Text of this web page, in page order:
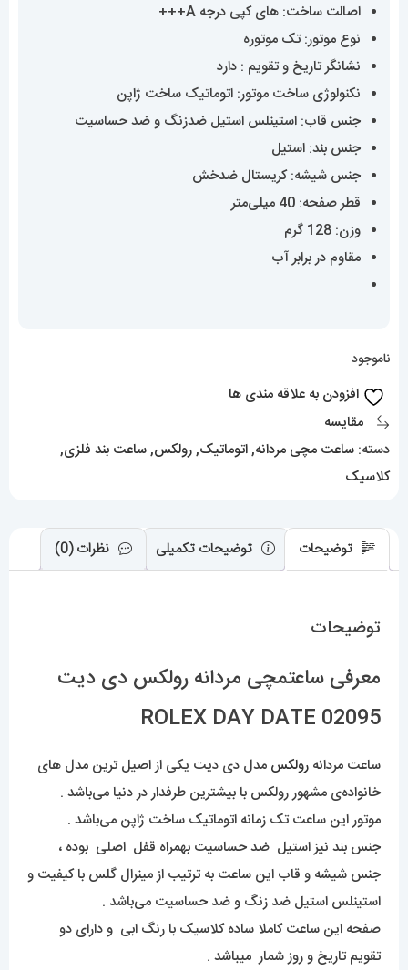
اصالت ساخت: های کپی درجه A+++
نوع موتور: تک موتوره
نشانگر تاریخ و تقویم : دارد
نکنولوژی ساخت موتور: اتوماتیک ساخت ژاپن
جنس قاب: استینلس استیل ضدزنگ و ضد حساسیت
جنس بند: استیل
جنس شیشه: کریستال ضدخش
قطر صفحه: 40 میلی‌متر
وزن: 128 گرم
مقاوم در برابر آب
ناموجود
افزودن به علاقه مندی ها
مقایسه
دسته: ساعت مچی مردانه,اتوماتیک,رولکس,ساعت بند فلزی,
کلاسیک
توضیحات توضیحات تکمیلی نظرات (0)
توضیحات
معرفی ساعتمچی مردانه رولکس دی دیت
02095 ROLEX DAY DATE
ساعت مردانه رولکس مدل دی دیت یکی از اصیل ترین مدل های
خانواده‌ی مشهور رولکس با بیشترین طرفدار در دنیا می‌باشد .
موتور این ساعت تک زمانه اتوماتیک ساخت ژاپن می‌باشد .
جنس بند نیز استیل ضد حساسیت بهمراه قفل اصلی بوده ،
جنس شیشه و قاب این ساعت به ترتیب از مینرال گلس با کیفیت و
استینلس استیل ضد زنگ و ضد حساسیت می‌باشد .
صفحه این ساعت کاملا ساده کلاسیک با رنگ ابی و دارای دو
تقویم تاریخ و روز شمار میباشد .